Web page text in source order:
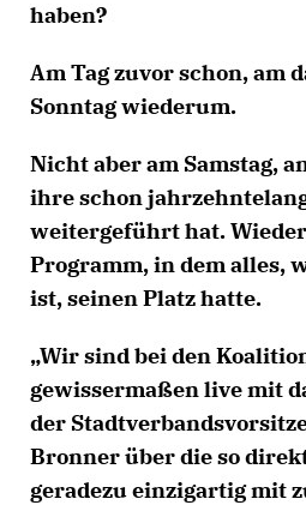
haben?
Am Tag zuvor schon, am
Sonntag wiederum.
Nicht aber am Samstag,
ihre schon
weitergeführt hat.
Programm, in dem alles,
ist, seinen Platz hatte.
Wir sind bei den
gewissermaßen live mit
der
Bronner über die so
geradezu einzigartig mit